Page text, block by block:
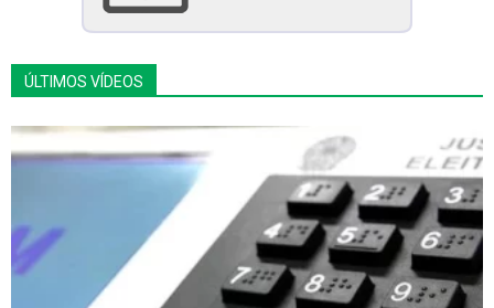
ÚLTIMOS VÍDEOS